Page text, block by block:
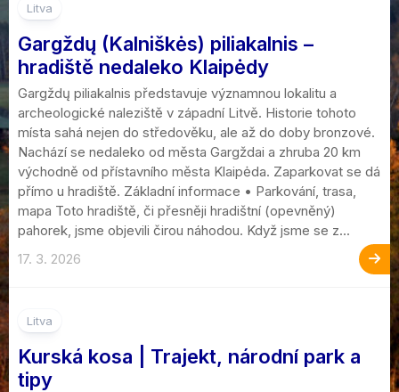
Litva
Gargždų (Kalniškės) piliakalnis –
hradiště nedaleko Klaipėdy
Gargždų piliakalnis představuje významnou lokalitu a
archeologické naleziště v západní Litvě. Historie tohoto
místa sahá nejen do středověku, ale až do doby bronzové.
Nachází se nedaleko od města Gargždai a zhruba 20 km
východně od přístavního města Klaipėda. Zaparkovat se dá
přímo u hradiště. Základní informace • Parkování, trasa,
mapa Toto hradiště, či přesněji hradištní (opevněný)
pahorek, jsme objevili čirou náhodou. Když jsme se z...
17. 3. 2026
Litva
Kurská kosa | Trajekt, národní park a
tipy